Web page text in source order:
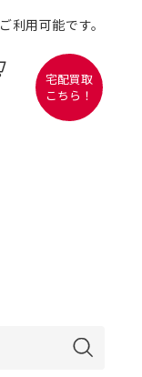
ご利用可能です。
宅配買取
こちら！